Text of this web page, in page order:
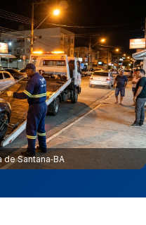
Santana‑BA